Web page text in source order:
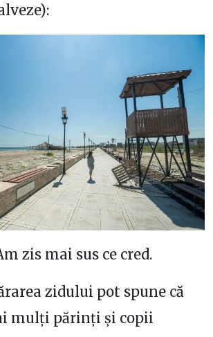
zis mai sus ce cred.
zidului pot spune că
mulți părinți și copii